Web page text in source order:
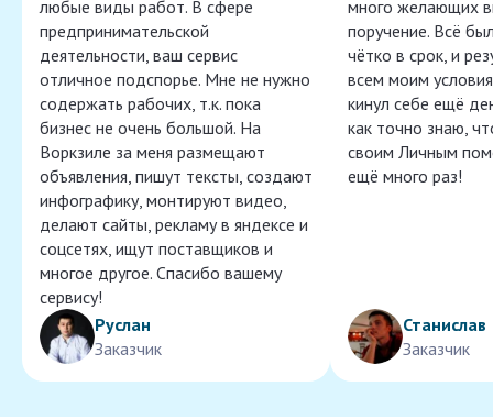
любые виды работ. В сфере
предпринимательской
деятельности, ваш сервис
отличное подспорье. Мне не нужно
содержать рабочих, т.к. пока
бизнес не очень большой. На
Воркзиле за меня размещают
объявления, пишут тексты, создают
инфографику, монтируют видео,
делают сайты, рекламу в яндексе и
соцсетях, ищут поставщиков и
многое другое. Спасибо вашему
сервису!
Руслан
Заказчик
много желающих
поручение. Всё
чётко в срок, и
всем моим
кинул себе ещё
как точно знаю,
своим Личным
ещё много раз!
Станислав
Заказчик